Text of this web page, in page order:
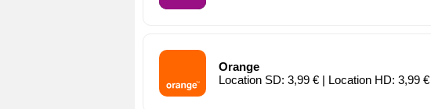
Orange
Location SD: 3,99 € | Location HD: 3,99 €